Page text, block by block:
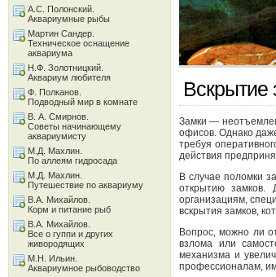
Вскрытие
Замки —
офисов. Однако
требуя
действия
В случае поломки
открытию замков.
организациям,
вскрытия замков,
Вопрос, можно ли
взлома или
механизма и
профессионалам,
А.С. Полонский.
Аквариумные рыбы
Мартин Сандер.
Техническое оснащение
аквариума
Н.Ф. Золотницкий.
Аквариум любителя
Ф. Полканов.
Подводный мир в комнате
В. А. Смирнов.
Советы начинающему
аквариумисту
М.Д. Махлин.
По аллеям гидросада
М.Д. Махлин.
Путешествие по аквариуму
В.А. Михайлов.
Корм и питание рыб
В.А. Михайлов.
Все о гуппи и других
живородящих
М.Н. Ильин.
Аквариумное рыбоводство